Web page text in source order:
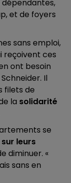
et de foyers
sans emploi,
reçoivent ces
ont besoin
Il
filets de
la solidarité
se
sur leurs
diminuer. «
sans en